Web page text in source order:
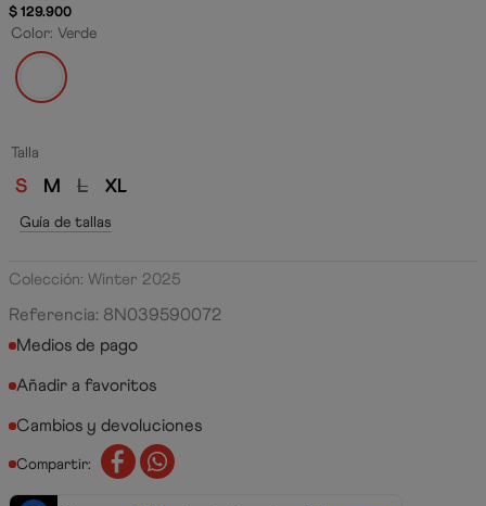
$129.900
Color: Verde
Talla
S M L XL
Guía de tallas
Colección: Winter 2025
Referencia: 8N039590072
Medios de pago
Cambios y devoluciones
Compartir: